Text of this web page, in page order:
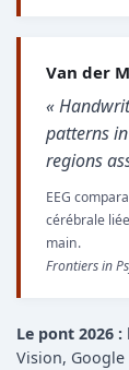
Van der
«
patterns
regions
EEG
cérébrale
main.
Frontiers in
Le pont 2026 :
Vision,